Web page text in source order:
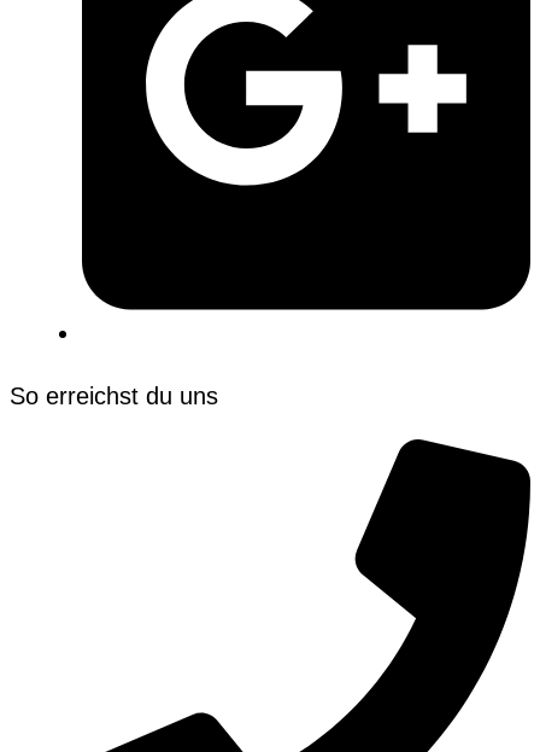
So erreichst du uns